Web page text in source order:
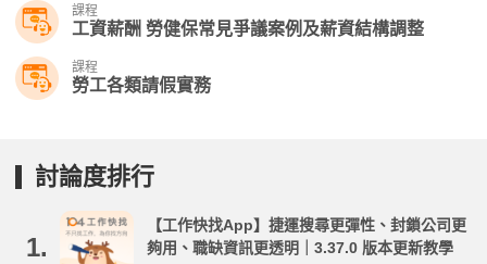
課程
工資薪酬 勞健保常見爭議案例及薪資結構調整
課程
勞工各類請假實務
討論度排行
1.
【工作快找App】捷運搜尋更彈性、封鎖公司更
夠用、職缺資訊更透明｜3.37.0 版本更新教學